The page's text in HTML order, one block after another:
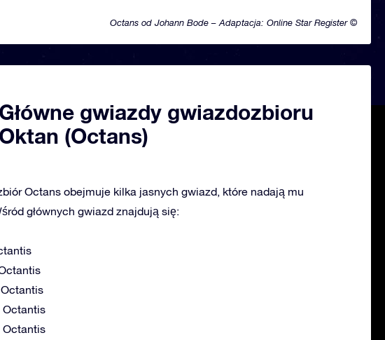
Octans od Johann Bode – Adaptacja: Online Star Register ©
Główne gwiazdy gwiazdozbioru
Oktan (Octans)
Octans obejmuje kilka jasnych gwiazd, które nadają mu
głównych gwiazd znajdują się:
Octantis
Octantis